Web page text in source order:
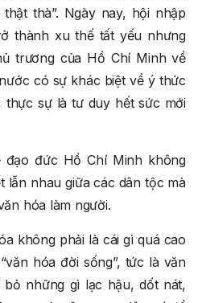
thà”. Ngày nay, hội nhập
thành xu thế tất yếu nhưng
trương của Hồ Chí Minh về
có sự khác biệt về ý thức
sự là tư duy hết sức mới
đạo đức Hồ Chí Minh không
lẫn nhau giữa các dân tộc mà
hóa làm người.
không phải là cái gì quá cao
hóa đời sống”, tức là văn
những gì lạc hậu, dốt nát,